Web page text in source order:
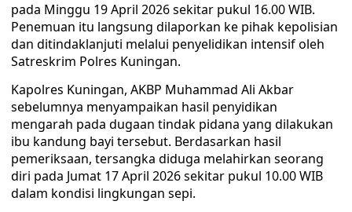
pada Minggu 19 April 2026 sekitar pukul 16.00 WIB.
Penemuan itu langsung dilaporkan ke pihak kepolisian
dan ditindaklanjuti melalui penyelidikan intensif oleh
Satreskrim Polres Kuningan.
Kapolres Kuningan, AKBP Muhammad Ali Akbar
sebelumnya menyampaikan hasil penyidikan
mengarah pada dugaan tindak pidana yang dilakukan
ibu kandung bayi tersebut. Berdasarkan hasil
pemeriksaan, tersangka diduga melahirkan seorang
diri pada Jumat 17 April 2026 sekitar pukul 10.00 WIB
dalam kondisi lingkungan sepi.